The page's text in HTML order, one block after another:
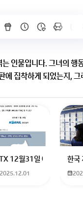
인물입니다. 그녀의 행
에 집착하게 되었는지, 그
주세요
릭터에 더빙하신분도 남
야하나요? 친구가 발로
12월31일 예매 수원이나
2025.12.01
한국